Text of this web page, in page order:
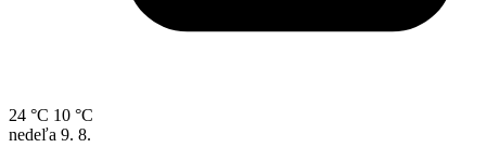
24 °C 10 °C
nedeľa 9. 8.